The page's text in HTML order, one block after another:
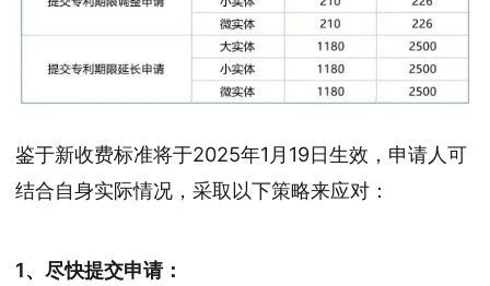
鉴于新收费标准将于2025年1月19日生效，申请人可
结合自身实际情况，采取以下策略来应对：
1、尽快提交申请：